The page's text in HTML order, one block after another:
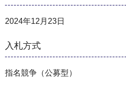
2024年12月23日
入札方式
指名競争（公募型）